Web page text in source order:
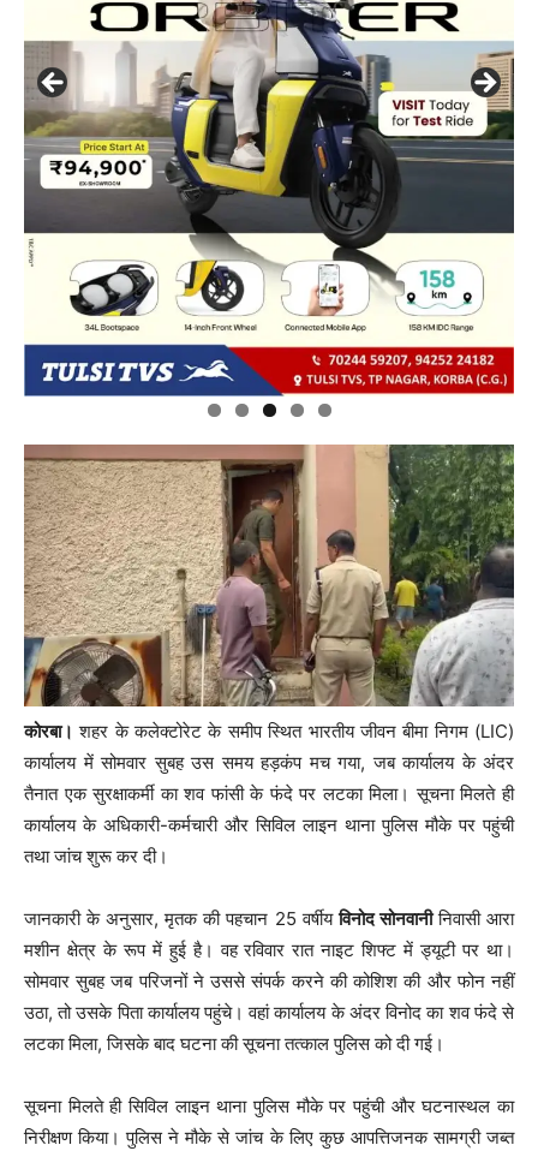
कोरबा। शहर के कलेक्टोरेट के समीप स्थित भारतीय जीवन बीमा निगम (LIC)
कार्यालय में सोमवार सुबह उस समय हड़कंप मच गया, जब कार्यालय के अंदर
तैनात एक सुरक्षाकर्मी का शव फांसी के फंदे पर लटका मिला। सूचना मिलते ही
कार्यालय के अधिकारी-कर्मचारी और सिविल लाइन थाना पुलिस मौके पर पहुंची
तथा जांच शुरू कर दी।
जानकारी के अनुसार, मृतक की पहचान 25 वर्षीयविनोद सोनवानीनिवासी आरा
मशीन क्षेत्र के रूप में हुई है। वह रविवार रात नाइट शिफ्ट में ड्यूटी पर था।
सोमवार सुबह जब परिजनों ने उससे संपर्क करने की कोशिश की और फोन नहीं
उठा, तो उसके पिता कार्यालय पहुंचे। वहां कार्यालय के अंदर विनोद का शव फंदे से
लटका मिला, जिसके बाद घटना की सूचना तत्काल पुलिस को दी गई।
सूचना मिलते ही सिविल लाइन थाना पुलिस मौके पर पहुंची और घटनास्थल का
निरीक्षण किया। पुलिस ने मौके से जांच के लिए कुछ आपत्तिजनक सामग्री जब्त